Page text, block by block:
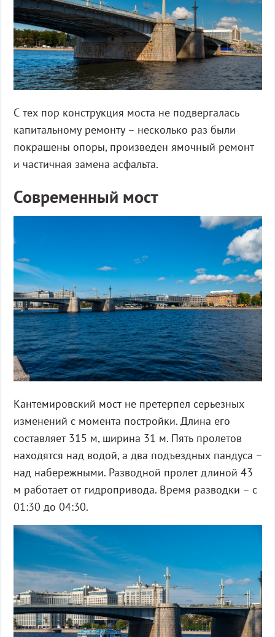
С тех пор конструкция моста не подвергалась
капитальному ремонту – несколько раз были
покрашены опоры, произведен ямочный ремонт
и частичная замена асфальта.
Современный мост
Кантемировский мост не претерпел серьезных
изменений с момента постройки. Длина его
составляет 315 м, ширина 31 м. Пять пролетов
находятся над водой, а два подъездных пандуса –
над набережными. Разводной пролет длиной 43
м работает от гидропривода. Время разводки – с
01:30 до 04:30.